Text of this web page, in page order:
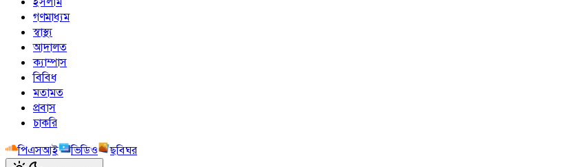
গণমাধ্যম
স্বাস্থ্য
আদালত
ক্যাম্পাস
বিবিধ
মতামত
প্রবাস
চাকরি
পিএসআই
ভিডিও ছবিঘর